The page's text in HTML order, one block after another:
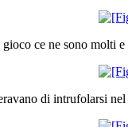
ce ne sono molti
di intrufolarsi